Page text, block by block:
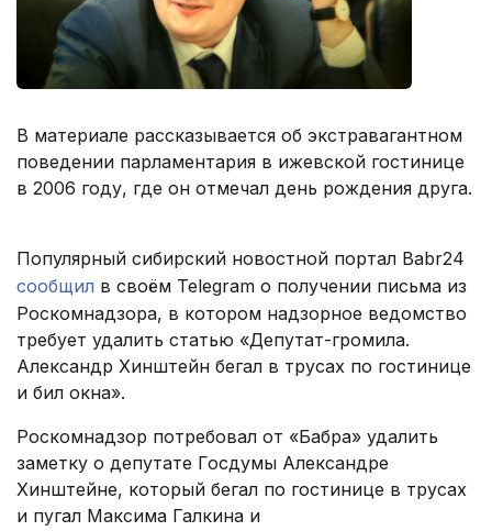
В материале рассказывается об экстравагантном
поведении парламентария в ижевской гостинице
в 2006 году, где он отмечал день рождения друга.
Популярный сибирский новостной портал Babr24
сообщил в своём Telegram о получении письма из
Роскомнадзора, в котором надзорное ведомство
требует удалить статью «Депутат-громила.
Александр Хинштейн бегал в трусах по гостинице
и бил окна».
Роскомнадзор потребовал от «Бабра» удалить
заметку о депутате Госдумы Александре
Хинштейне, который бегал по гостинице в трусах
и пугал Максима Галкина и